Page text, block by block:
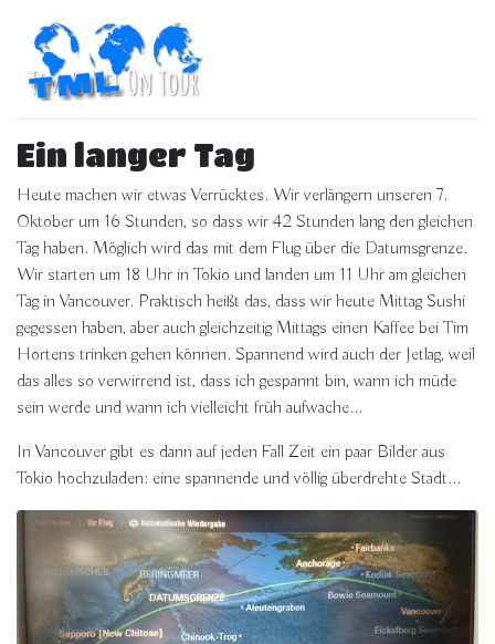
Ein langer Tag
Heute machen wir etwas Verrücktes. Wir verlängern unseren 7.
Oktober um 16 Stunden, so dass wir 42 Stunden lang den gleichen
Tag haben. Möglich wird das mit dem Flug über die Datumsgrenze.
Wir starten um 18 Uhr in Tokio und landen um 11 Uhr am gleichen
Tag in Vancouver. Praktisch heißt das, dass wir heute Mittag Sushi
gegessen haben, aber auch gleichzeitig Mittags einen Kaffee bei Tim
Hortens trinken gehen können. Spannend wird auch der Jetlag, weil
das alles so verwirrend ist, dass ich gespannt bin, wann ich müde
sein werde und wann ich vielleicht früh aufwache...
In Vancouver gibt es dann auf jeden Fall Zeit ein paar Bilder aus
Tokio hochzuladen: eine spannende und völlig überdrehte Stadt...